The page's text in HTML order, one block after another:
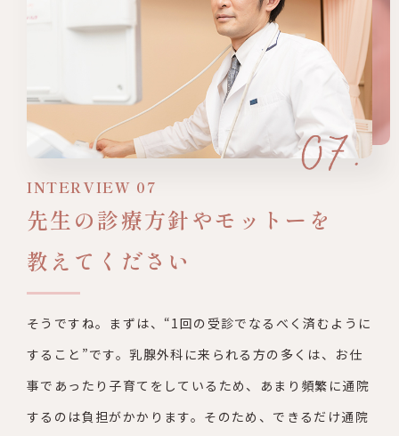
INTERVIEW 07
先生の診療方針やモットーを
教えてください
そうですね。まずは、“1回の受診でなるべく済むように
すること”です。乳腺外科に来られる方の多くは、お仕
事であったり子育てをしているため、あまり頻繁に通院
するのは負担がかかります。そのため、できるだけ通院